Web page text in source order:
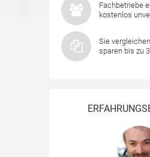
Fachbetriebe
kostenlos
Sie
sparen bis zu